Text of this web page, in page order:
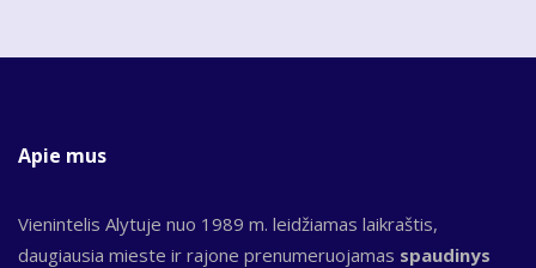
Apie mus
Vienintelis Alytuje nuo 1989 m. leidžiamas laikraštis,
daugiausia mieste ir rajone prenumeruojamas spaudinys